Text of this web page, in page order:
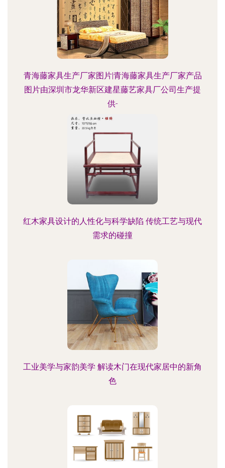
青海藤家具生产厂家图片|青海藤家具生产厂家产品
图片由深圳市龙华新区建星藤艺家具厂公司生产提
供-
红木家具设计的人性化与科学缺陷 传统工艺与现代
需求的碰撞
工业美学与家韵美学 解读木门在现代家居中的新角
色